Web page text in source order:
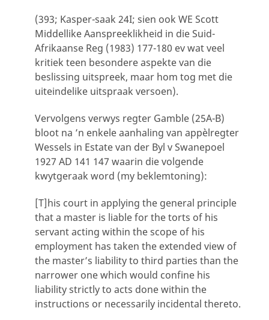
(393; Kasper-saak 24I; sien ook WE Scott
Middellike Aanspreeklikheid in die Suid-
Afrikaanse Reg (1983) 177-180 ev wat veel
kritiek teen besondere aspekte van die
beslissing uitspreek, maar hom tog met die
uiteindelike uitspraak versoen).
Vervolgens verwys regter Gamble (25A-B)
bloot na ’n enkele aanhaling van appèlregter
Wessels in Estate van der Byl v Swanepoel
1927 AD 141 147 waarin die volgende
kwytgeraak word (my beklemtoning):
[T]his court in applying the general principle
that a master is liable for the torts of his
servant acting within the scope of his
employment has taken the extended view of
the master’s liability to third parties than the
narrower one which would confine his
liability strictly to acts done within the
instructions or necessarily incidental thereto.